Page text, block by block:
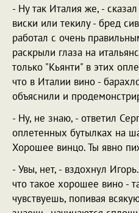
- Ну так Италия же, -
виски или текилу - бред
работал с очень
раскрыли глаза на
только "Кьянти" в этих
что в Италии вино -
объяснили и
- Ну, не знаю, - ответил
оплетенных бутылках на
Хорошее винцо. Ты явно
- Увы, нет, - вздохнул
что такое хорошее вино -
чувствуешь, попивая